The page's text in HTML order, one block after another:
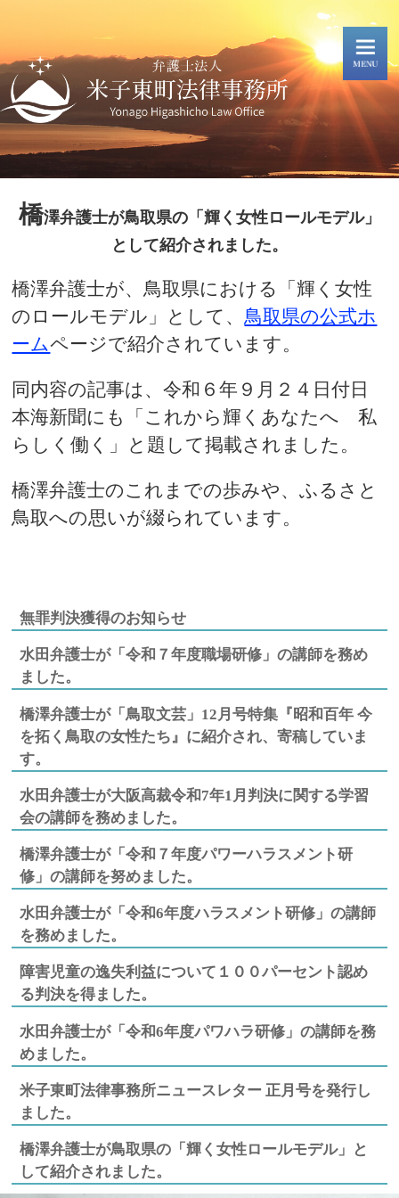
橋澤弁護士が鳥取県の「輝く女性ロールモデル」
として紹介されました。
橋澤弁護士が、鳥取県における「輝く女性
のロールモデル」として、鳥取県の公式ホ
ームページで紹介されています。
同内容の記事は、令和６年９月２４日付日
本海新聞にも「これから輝くあなたへ 私
らしく働く」と題して掲載されました。
橋澤弁護士のこれまでの歩みや、ふるさと
鳥取への思いが綴られています。
無罪判決獲得のお知らせ
水田弁護士が「令和７年度職場研修」の講師を務め
ました。
橋澤弁護士が「鳥取文芸」12月号特集『昭和百年 今
を拓く鳥取の女性たち』に紹介され、寄稿していま
す。
水田弁護士が大阪高裁令和7年1月判決に関する学習
会の講師を務めました。
橋澤弁護士が「令和７年度パワーハラスメント研
修」の講師を努めました。
水田弁護士が「令和6年度ハラスメント研修」の講師
を務めました。
障害児童の逸失利益について１００パーセント認め
る判決を得ました。
水田弁護士が「令和6年度パワハラ研修」の講師を務
めました。
米子東町法律事務所ニュースレター 正月号を発行し
ました。
橋澤弁護士が鳥取県の「輝く女性ロールモデル」と
して紹介されました。